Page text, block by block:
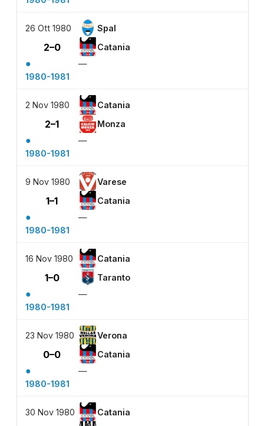
26 Ott 1980 Spal
2–0 Catania
●
—
1980-1981
2 Nov 1980 Catania
2–1 Monza
●
—
1980-1981
9 Nov 1980 Varese
1–1 Catania
●
—
1980-1981
16 Nov 1980 Catania
1–0 Taranto
●
—
1980-1981
23 Nov 1980 Verona
0–0 Catania
●
—
1980-1981
30 Nov 1980 Catania